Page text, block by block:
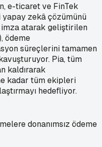
e-ticaret ve FinTek
yapay zekâ çözümünü
atarak geliştirilen
ödeme
süreçlerini tamamen
Pia, tüm
kaldırarak
kadar tüm ekipleri
hedefliyor.